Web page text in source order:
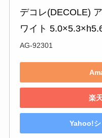
デコレ(DECOLE)
ワイト
AG-92301
楽
Yahoo!シ